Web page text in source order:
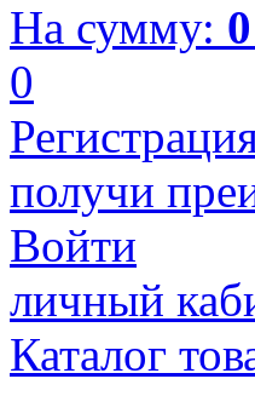
На сумму: 0
0
получи
Войти
личный
Каталог